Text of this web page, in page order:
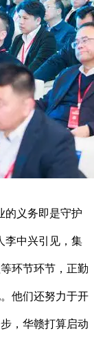
义务即是守护
李中兴引见，集
环节环节，正勤
他们还努力于开
，华赣打算启动